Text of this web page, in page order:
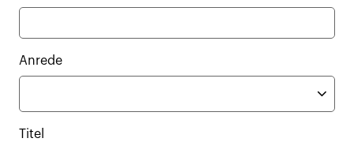
Anrede
Titel